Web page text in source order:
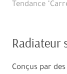
Tendance
Radiateur
Conçus par